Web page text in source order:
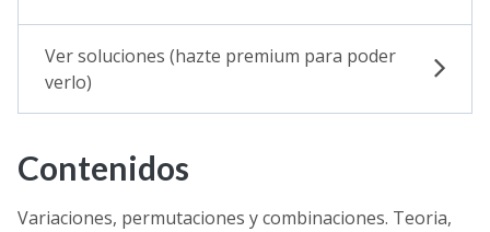
Ver soluciones (hazte premium para poder
verlo)
Contenidos
Variaciones, permutaciones y combinaciones. Teoria,